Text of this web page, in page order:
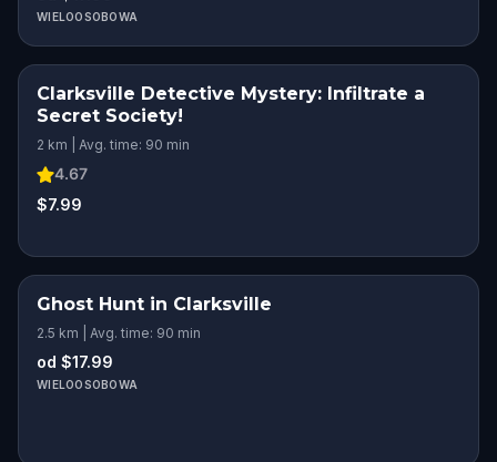
WIELOOSOBOWA
Clarksville Detective Mystery: Infiltrate a
Secret Society!
2 km | Avg. time: 90 min
4.67
$7.99
Ghost Hunt in Clarksville
2.5 km | Avg. time: 90 min
od $17.99
WIELOOSOBOWA